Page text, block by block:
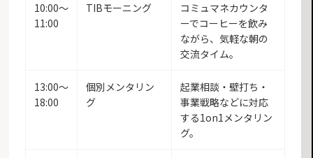
10:00〜
11:00
TIBモーニング
コミュマネカウンタ
ーでコーヒーを飲み
ながら、気軽な朝の
交流タイム。
13:00〜
18:00
個別メンタリン
グ
起業相談・壁打ち・
事業戦略などに対応
する1on1メンタリン
グ。